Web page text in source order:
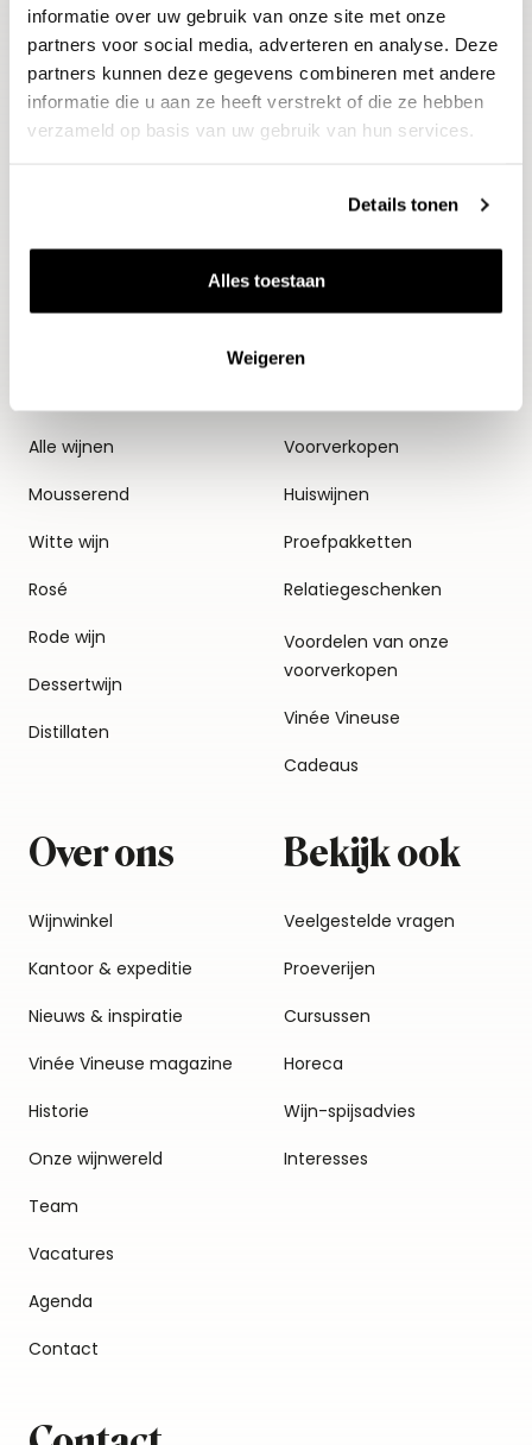
informatie over uw gebruik van onze site met onze
partners voor social media, adverteren en analyse. Deze
partners kunnen deze gegevens combineren met andere
informatie die u aan ze heeft verstrekt of die ze hebben
verzameld op basis van uw gebruik van hun services.
Details tonen
Alles toestaan
Weigeren
E-mailadres
Aanmelden
Alle wijnen
Mousserend
Witte wijn
Rosé
Rode wijn
Dessertwijn
Distillaten
Thema's
Voorverkopen
Huiswijnen
Proefpakketten
Relatiegeschenken
Voordelen van onze
voorverkopen
Vinée Vineuse
Cadeaus
Over ons
Wijnwinkel
Kantoor & expeditie
Nieuws & inspiratie
Vinée Vineuse magazine
Historie
Onze wijnwereld
Team
Vacatures
Agenda
Contact
Bekijk ook
Veelgestelde vragen
Proeverijen
Cursussen
Horeca
Wijn-spijsadvies
Interesses